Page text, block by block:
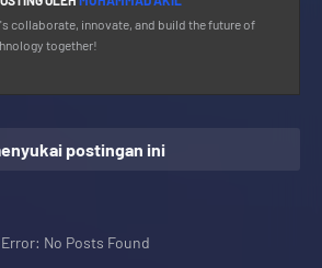
collaborate, innovate, and build the future of
together!
postingan ini
Error: No Posts Found